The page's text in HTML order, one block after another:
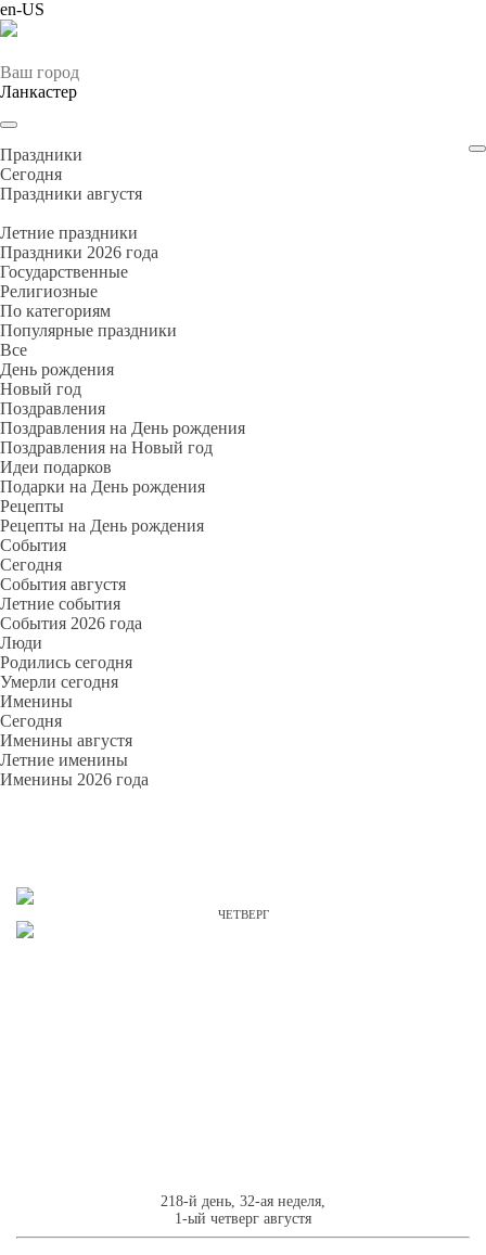
en-US
Ваш город
Ланкастер
Праздники
Cегодня
Праздники августя
Летние праздники
Праздники 2026 года
Государственные
Религиозные
По категориям
Популярные праздники
Все
День рождения
Новый год
Поздравления
Поздравления на День рождения
Поздравления на Новый год
Идеи подарков
Подарки на День рождения
Рецепты
Рецепты на День рождения
События
Cегодня
События августя
Летние события
События 2026 года
Люди
Родились сегодня
Умерли сегодня
Именины
Cегодня
Именины августя
Летние именины
Именины 2026 года
ЧЕТВЕРГ
218-й день, 32-ая неделя,
1-ый четверг августя